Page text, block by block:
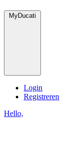
MyDucati
Login
Registreren
Hello,